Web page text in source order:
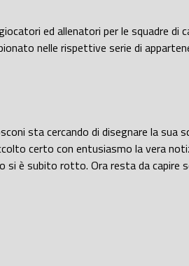
ed allenatori per le squadre di
nelle rispettive serie di
sta cercando di disegnare la
certo con entusiasmo la vera
è subito rotto. Ora resta da capire